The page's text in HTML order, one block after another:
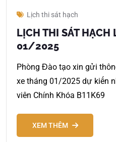
Lịch thi sát hạch
LỊCH THI SÁT HẠCH
01/2025
Phòng Đào tạo xin gửi
xe tháng 01/2025 dự kiến
viên Chính Khóa B11K69
XEM THÊM